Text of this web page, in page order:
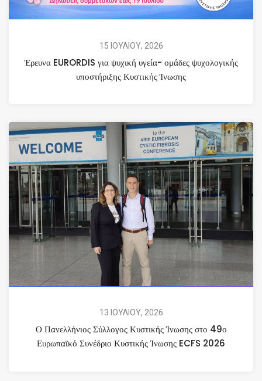
15 ΙΟΥΛΙΟΥ, 2026
Έρευνα EURORDIS για ψυχική υγεία- ομάδες ψυχολογικής
υποστήριξης Κυστικής Ίνωσης
13 ΙΟΥΛΙΟΥ, 2026
Ο Πανελλήνιος Σύλλογος Κυστικής Ίνωσης στο 49ο
Ευρωπαϊκό Συνέδριο Κυστικής Ίνωσης ECFS 2026